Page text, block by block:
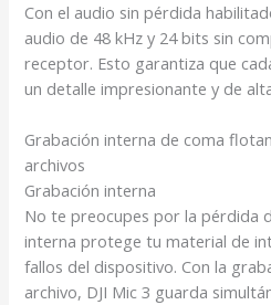
Con el audio sin pérdida
audio de 48 kHz y 24 bits sin
receptor. Esto garantiza que
un detalle impresionante y de
Grabación interna de coma
archivos
Grabación interna
No te preocupes por la pérdida
interna protege tu material de
fallos del dispositivo. Con la
archivo, DJI Mic 3 guarda